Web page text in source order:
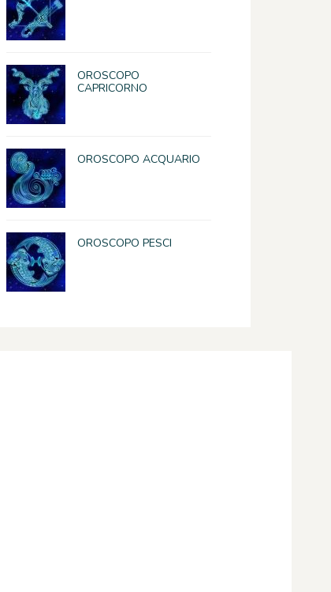
OROSCOPO
CAPRICORNO
OROSCOPO ACQUARIO
OROSCOPO PESCI